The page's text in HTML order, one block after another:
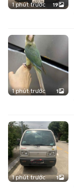
1 phút trước 19
1 phút trước 1
1 phút trước 1